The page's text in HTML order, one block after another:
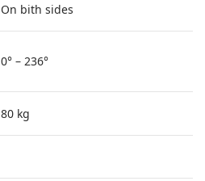
On bith sides
0° – 236°
80 kg